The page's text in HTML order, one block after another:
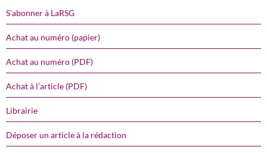
S’abonner à LaRSG
Achat au numéro (papier)
Achat au numéro (PDF)
Achat à l’article (PDF)
Librairie
Déposer un article à la rédaction